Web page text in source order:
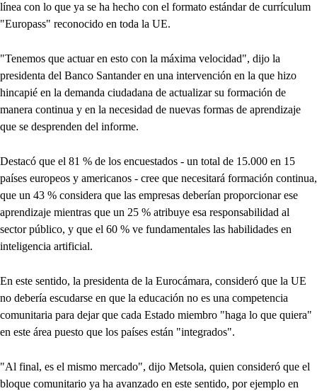
línea con lo que ya se ha hecho con el formato estándar de currículum
"Europass" reconocido en toda la UE.
"Tenemos que actuar en esto con la máxima velocidad", dijo la
presidenta del Banco Santander en una intervención en la que hizo
hincapié en la demanda ciudadana de actualizar su formación de
manera continua y en la necesidad de nuevas formas de aprendizaje
que se desprenden del informe.
Destacó que el 81 % de los encuestados - un total de 15.000 en 15
países europeos y americanos - cree que necesitará formación continua,
que un 43 % considera que las empresas deberían proporcionar ese
aprendizaje mientras que un 25 % atribuye esa responsabilidad al
sector público, y que el 60 % ve fundamentales las habilidades en
inteligencia artificial.
En este sentido, la presidenta de la Eurocámara, consideró que la UE
no debería escudarse en que la educación no es una competencia
comunitaria para dejar que cada Estado miembro "haga lo que quiera"
en este área puesto que los países están "integrados".
"Al final, es el mismo mercado", dijo Metsola, quien consideró que el
bloque comunitario ya ha avanzado en este sentido, por ejemplo en